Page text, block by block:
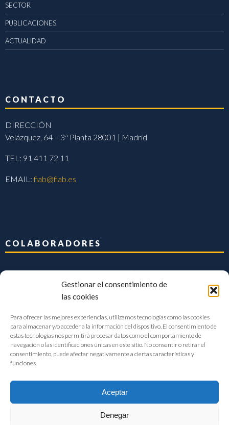
Gestionar el consentimiento de
las cookies
Para ofrecer las mejores experiencias, utilizamos tecnologías como las cookies
para almacenar y/o acceder a la información del dispositivo. El consentimiento de
estas tecnologías nos permitirá procesar datos como el comportamiento de
navegación o las identificaciones únicas en este sitio. No consentir o retirar el
consentimiento, puede afectar negativamente a ciertas características y
funciones.
Aceptar
Denegar
SECTOR
PUBLICACIONES
ACTUALIDAD
CONTACTO
DIRECCIÓN
Velázquez, 64 – 3ª Planta 28001 | Madrid
TEL: 91 411 72 11
EMAIL:fiab@fiab.es
COLABORADORES